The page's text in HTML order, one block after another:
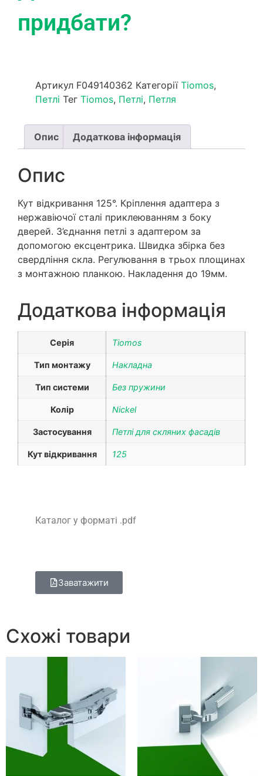
придбати?
Артикул F049140362 Категорії Tiomos,
Петлі Тег Tiomos, Петлі, Петля
Опис Додаткова інформація
Опис
Кут відкривання 125°. Кріплення адаптера з
нержавіючої сталі приклеюванням з боку
дверей. З’єднання петлі з адаптером за
допомогою ексцентрика. Швидка збірка без
свердління скла. Регулювання в трьох площинах
з монтажною планкою. Накладення до 19мм.
Додаткова інформація
Серія Tiomos
Тип монтажу Накладна
Тип системи Без пружини
Колір Nickel
Застосування Петлі для скляних фасадів
Кут відкривання 125
Каталог у форматі .pdf
Заватажити
Схожі товари